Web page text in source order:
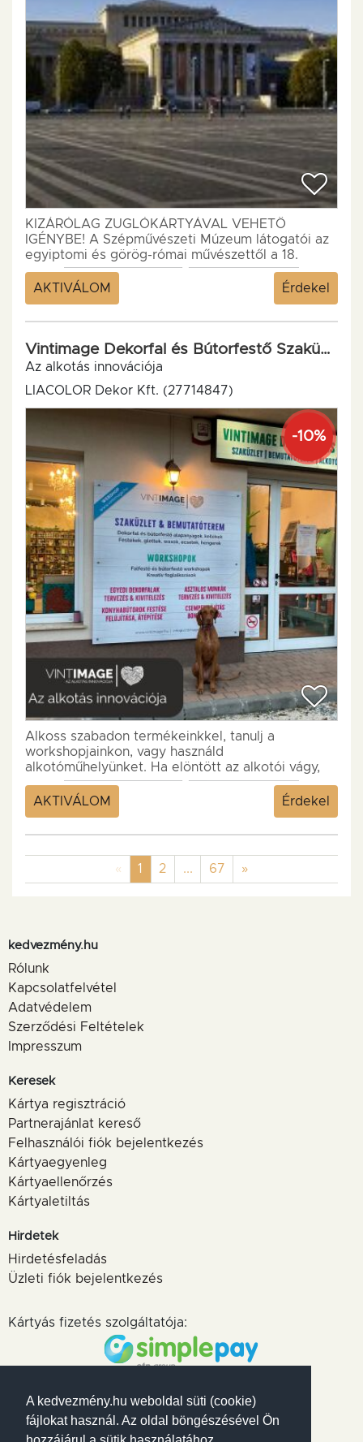
A kedvezmény.hu weboldal süti (cookie)
fájlokat használ. Az oldal böngészésével Ön
KIZÁRÓLAG ZUGLÓKÁRTYÁVAL VEHETŐ
IGÉNYBE! A Szépművészeti Múzeum látogatói az
egyiptomi és görög-római művészettől a 18.
század végéig, kiemelkedő remekművek százain...
AKTIVÁLOM
Érdekel
Vintimage Dekorfal és Bútorfestő Szaküzlet és Műhely
Az alkotás innovációja
LIACOLOR Dekor Kft. (27714847)
-10%
Alkoss szabadon termékeinkkel, tanulj a
workshopjainkon, vagy használd
alkotóműhelyünket. Ha elöntött az alkotói vágy,
de nincs hol, gyere hozzánk bátran....
AKTIVÁLOM
Érdekel
« Previous
1 (current)
2 ... 67 »Next
kedvezmény.hu
Rólunk
Kapcsolatfelvétel
Adatvédelem
Szerződési Feltételek
Impresszum
Keresek
Kártya regisztráció
Partnerajánlat kereső
Felhasználói fiók bejelentkezés
Kártyaegyenleg
Kártyaellenőrzés
Kártyaletiltás
Hirdetek
Hirdetésfeladás
Üzleti fiók bejelentkezés
Kártyás fizetés szolgáltatója:
Elfogadott kártyák